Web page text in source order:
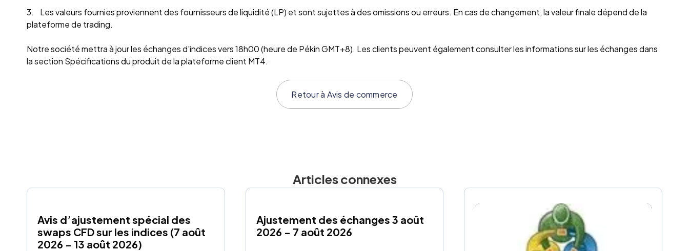
3. Les valeurs fournies proviennent des fournisseurs de liquidité (LP) et sont sujettes à des omissions ou erreurs. En cas de changement, la valeur finale dépend de la
plateforme de trading.
Notre société mettra à jour les échanges d’indices vers 18h00 (heure de Pékin GMT+8). Les clients peuvent également consulter les informations sur les échanges dans
la section Spécifications du produit de la plateforme client MT4.
Retour à Avis de commerce
Articles connexes
Avis d’ajustement spécial des
swaps CFD sur les indices (7 août
2026 - 13 août 2026)
Ajustement des échanges 3 août
2026 - 7 août 2026